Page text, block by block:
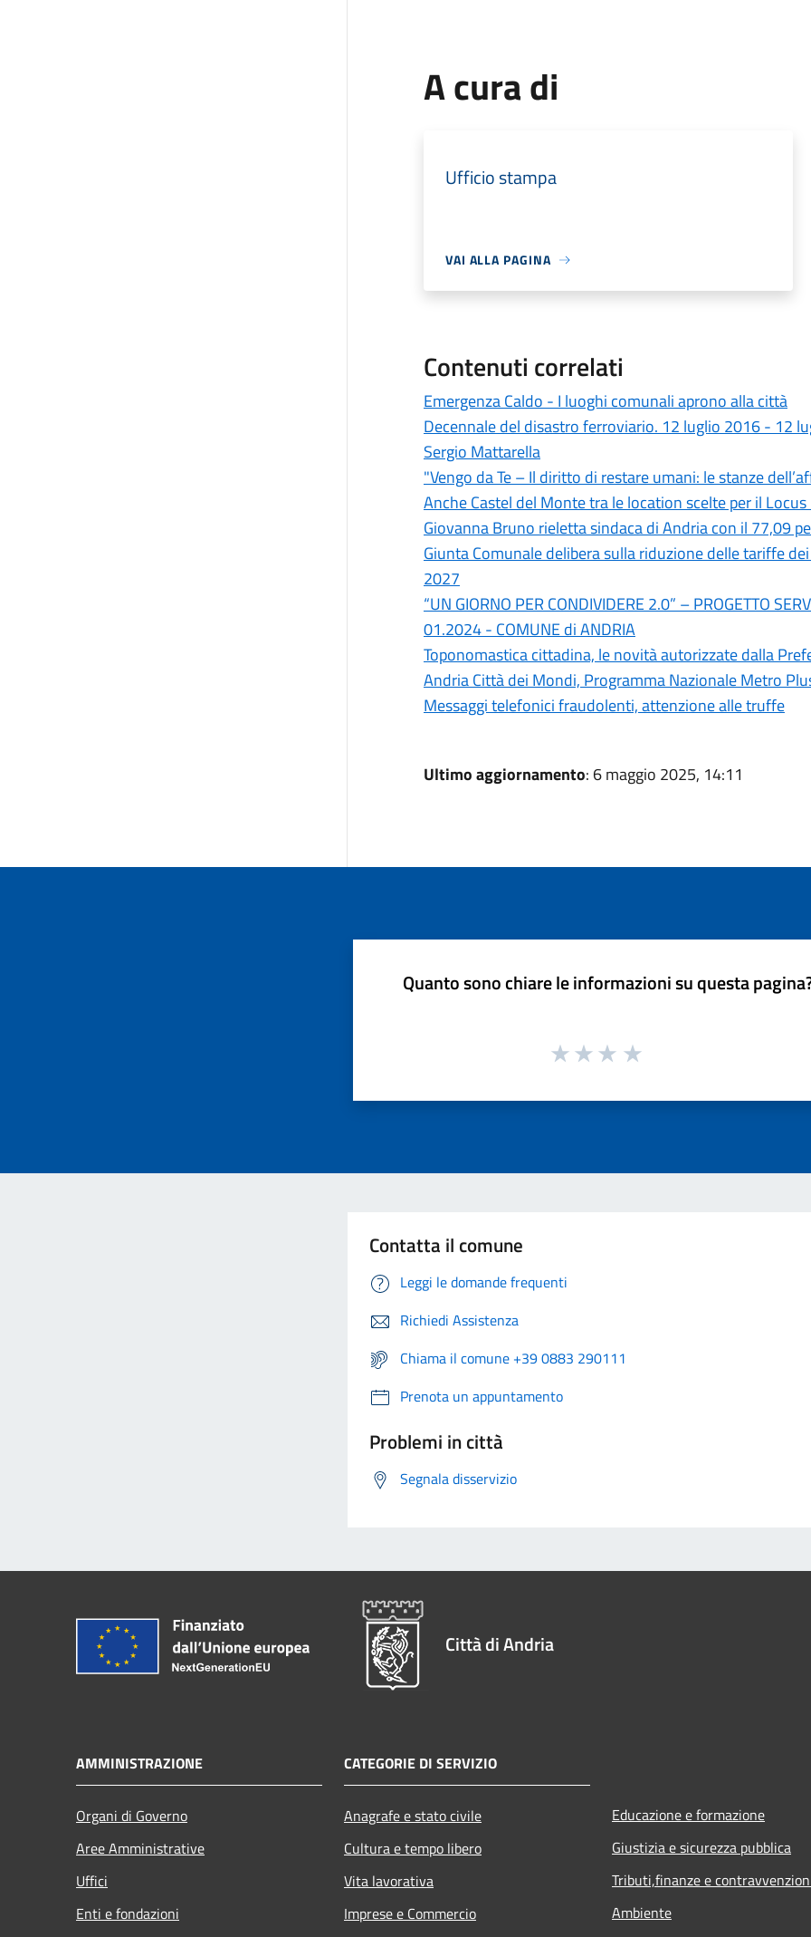
A cura di
Ufficio stampa
VAI ALLA PAGINA
Contenuti correlati
Emergenza Caldo - I luoghi comunali aprono alla città
Decennale del disastro ferroviario. 12 luglio 2016 - 12
Sergio Mattarella
"Vengo da Te – Il diritto di restare umani: le stanze
Anche Castel del Monte tra le location scelte per il
Giovanna Bruno rieletta sindaca di Andria con il 77,09
Giunta Comunale delibera sulla riduzione delle tariffe
2027
“UN GIORNO PER CONDIVIDERE 2.0” – PROGETTO
01.2024 - COMUNE di ANDRIA
Toponomastica cittadina, le novità autorizzate dalla
Andria Città dei Mondi, Programma Nazionale Metro
Messaggi telefonici fraudolenti, attenzione alle truffe
Ultimo aggiornamento: 6 maggio 2025, 14:11
Quanto sono chiare le informazioni su questa
Contatta il comune
Leggi le domande frequenti
Richiedi Assistenza
Chiama il comune +39 0883 290111
Prenota un appuntamento
Problemi in città
Segnala disservizio
Città di Andria
AMMINISTRAZIONE
Organi di Governo
Aree Amministrative
Uffici
Enti e fondazioni
CATEGORIE DI SERVIZIO
Anagrafe e stato civile
Cultura e tempo libero
Vita lavorativa
Imprese e Commercio
Educazione e formazione
Giustizia e sicurezza pubblica
Tributi,finanze e
Ambiente